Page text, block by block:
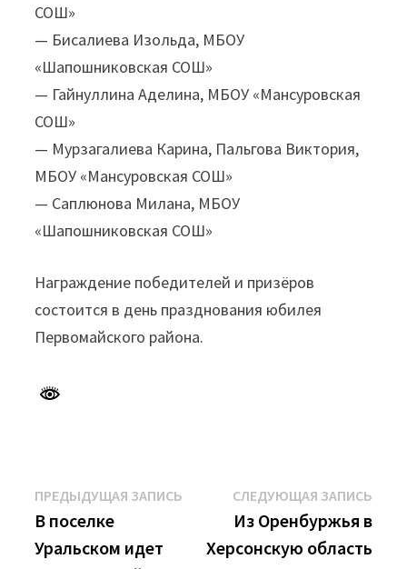
СОШ»
— Бисалиева Изольда, МБОУ
«Шапошниковская СОШ»
— Гайнуллина Аделина, МБОУ «Мансуровская
СОШ»
— Мурзагалиева Карина, Пальгова Виктория,
МБОУ «Мансуровская СОШ»
— Саплюнова Милана, МБОУ
«Шапошниковская СОШ»
Награждение победителей и призёров
состоится в день празднования юбилея
Первомайского района.
Навигация
по
ПРЕДЫДУЩАЯ ЗАПИСЬ Предыдущая
В поселке
Уральском идет
СЛЕДУЮЩАЯ ЗАПИСЬ
Из Оренбуржья в
Херсонскую область